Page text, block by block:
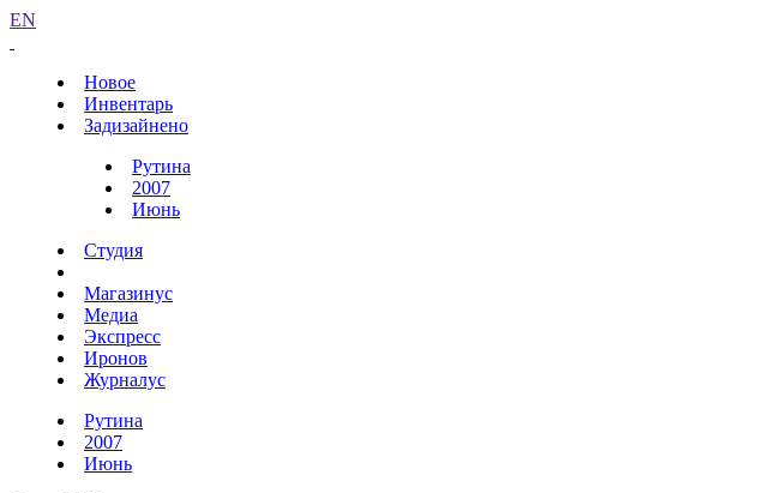
EN
Новое
Инвентарь
Задизайнено
Рутина
2007
Июнь
Студия
Магазинус
Медиа
Экспресс
Иронов
Журналус
Рутина
2007
Июнь